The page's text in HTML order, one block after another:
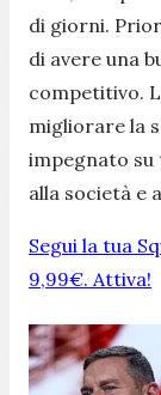
di giorni.
di avere una
competitivo.
migliorare la
impegnato
alla società e
Segui la tua
9,99€. Attiva!